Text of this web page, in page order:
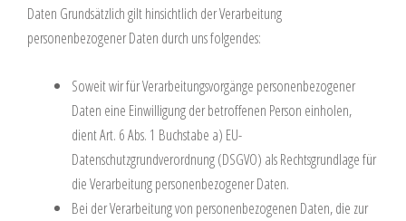
Daten Grundsätzlich gilt hinsichtlich der Verarbeitung
personenbezogener Daten durch uns folgendes:
Soweit wir für Verarbeitungsvorgänge personenbezogener
Daten eine Einwilligung der betroffenen Person einholen,
dient Art. 6 Abs. 1 Buchstabe a) EU-
Datenschutzgrundverordnung (DSGVO) als Rechtsgrundlage für
die Verarbeitung personenbezogener Daten.
Bei der Verarbeitung von personenbezogenen Daten, die zur